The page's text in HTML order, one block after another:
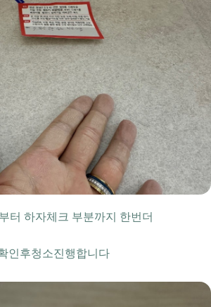
터 하자체크 부분까지 한번더
인후청소진행합니다